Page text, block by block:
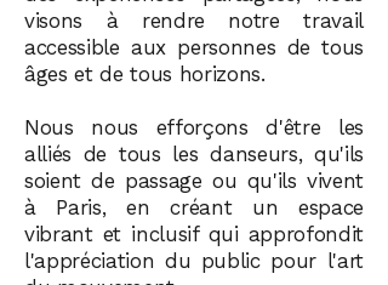
visons à rendre notre travail
accessible aux personnes de tous
âges et de tous horizons.
Nous nous efforçons d'être les
alliés de tous les danseurs, qu'ils
soient de passage ou qu'ils vivent
à Paris, en créant un espace
vibrant et inclusif qui approfondit
l'appréciation du public pour l'art